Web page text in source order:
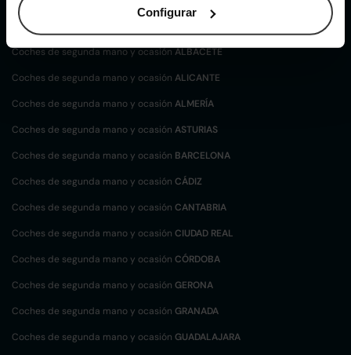
Configurar
Coches de segunda mano y ocasión por
localización
Coches de segunda mano y ocasiónALBACETE
Coches de segunda mano y ocasión ALICANTE
Coches de segunda mano y ocasión ALMERÍA
Coches de segunda mano y ocasión ASTURIAS
Coches de segunda mano y ocasión BARCELONA
Coches de segunda mano y ocasión CÁDIZ
Coches de segunda mano y ocasión CANTABRIA
Coches de segunda mano y ocasión CIUDAD REAL
Coches de segunda mano y ocasión CÓRDOBA
Coches de segunda mano y ocasión GERONA
Coches de segunda mano y ocasión GRANADA
Coches de segunda mano y ocasión GUADALAJARA